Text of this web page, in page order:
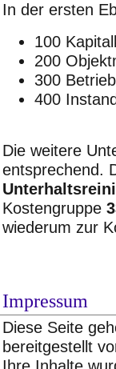
In der ersten
100
200
300
400
Die weitere
entsprechend.
Kostengruppe
wiederum zur
Impressum
Diese Seite
bereitgestellt